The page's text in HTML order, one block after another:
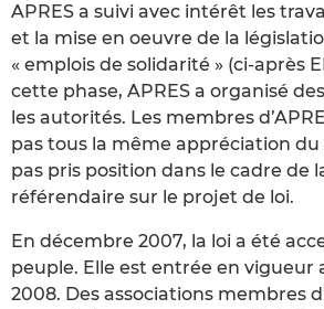
APRES a suivi avec intérêt les
et la mise en oeuvre de la
« emplois de solidarité » (ci-après
cette phase, APRES a organisé
les autorités. Les membres
pas tous la même appréciation du
pas pris position dans le cadre de
référendaire sur le projet de loi.
En décembre 2007, la loi a été
peuple. Elle est entrée en vigueur
2008. Des associations membres